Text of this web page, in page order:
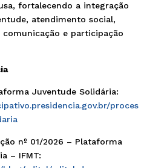
fortalecendo a integração
atendimento social,
e participação
Juventude Solidária:
proces
nº 01/2026 – Plataforma
– IFMT: